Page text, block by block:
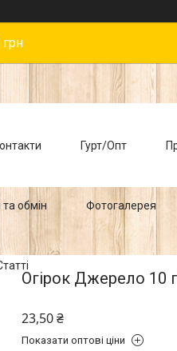
Гурт/Опт
обмін Фотогалерея
Огірок Джерело 10
23,50 ₴
Показати оптові ціни